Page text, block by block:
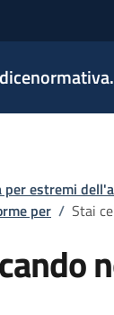
pane
per estremi
per / Stai